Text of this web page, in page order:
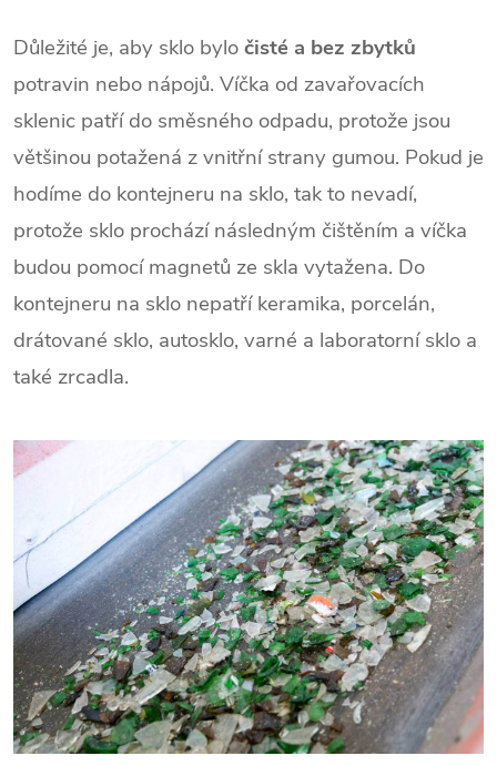
Důležité je, aby sklo byločisté a bez zbytků
potravin nebo nápojů. Víčka od zavařovacích
sklenic patří do směsného odpadu, protože jsou
většinou potažená z vnitřní strany gumou. Pokud je
hodíme do kontejneru na sklo, tak to nevadí,
protože sklo prochází následným čištěním a víčka
budou pomocí magnetů ze skla vytažena. Do
kontejneru na sklo nepatří keramika, porcelán,
drátované sklo, autosklo, varné a laboratorní sklo a
také zrcadla.